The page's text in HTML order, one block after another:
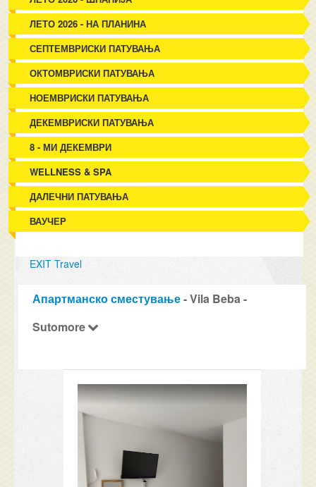
ЛЕТО 2026 - НА ПЛАНИНА
СЕПТЕМВРИСКИ ПАТУВАЊА
ОКТОМВРИСКИ ПАТУВАЊА
НОЕМВРИСКИ ПАТУВАЊА
ДЕКЕМВРИСКИ ПАТУВАЊА
8 - МИ ДЕКЕМВРИ
WELLNESS & SPA
ДАЛЕЧНИ ПАТУВАЊА
ВАУЧЕР
EXIT Travel
Апартманско сместување- Vila Beba -
Sutomore